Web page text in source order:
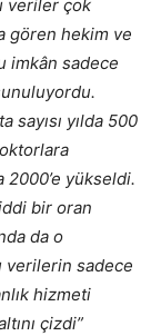
veriler çok
gören hekim ve
imkân sadece
yılda 500
2000’e yükseldi.
bir oran
da o
verilerin sadece
hizmeti
çizdi”